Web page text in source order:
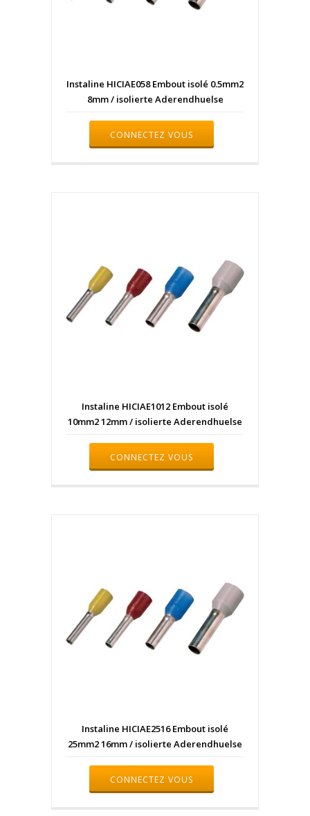
Instaline HICIAE058 Embout isolé 0.5mm2
8mm / isolierte Aderendhuelse
CONNECTEZ VOUS
Instaline HICIAE1012 Embout isolé
10mm2 12mm / isolierte Aderendhuelse
CONNECTEZ VOUS
Instaline HICIAE2516 Embout isolé
25mm2 16mm / isolierte Aderendhuelse
CONNECTEZ VOUS